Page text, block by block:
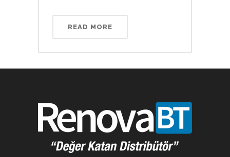
READ MORE